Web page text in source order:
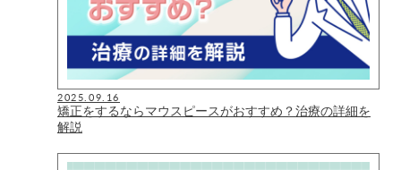
2025.09.16
矯正をするならマウスピースがおすすめ？治療の詳細を
解説